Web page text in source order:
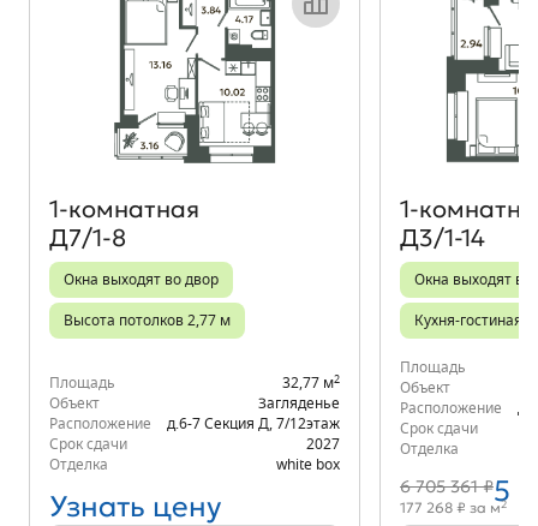
Объект месяца
1‑комнатная
Д7/1-8
Окна выходят во двор
Высота потолков 2,77 м
Площадь 32,77 м2
Объект
Загляденье
Расположение
д.6-7 Секция Д 7/12этаж
Срок сдачи
2027
Отделка
white box
Узнать цену
Д3/1-14
Окна выходят во
Кухня-гостиная
Площадь
Объект
Расположение
Срок сдачи
Отделка
6 705 361 ₽5
177 268 ₽ за м2